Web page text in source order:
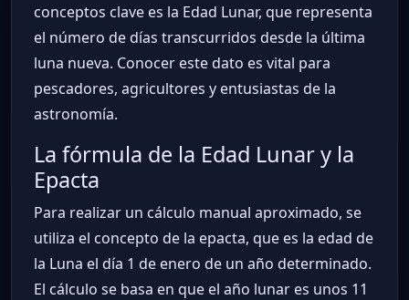
conceptos clave es la Edad Lunar, que representa
el número de días transcurridos desde la última
luna nueva. Conocer este dato es vital para
pescadores, agricultores y entusiastas de la
astronomía.
La fórmula de la Edad Lunar y la
Epacta
Para realizar un cálculo manual aproximado, se
utiliza el concepto de la epacta, que es la edad de
la Luna el día 1 de enero de un año determinado.
El cálculo se basa en que el año lunar es unos 11